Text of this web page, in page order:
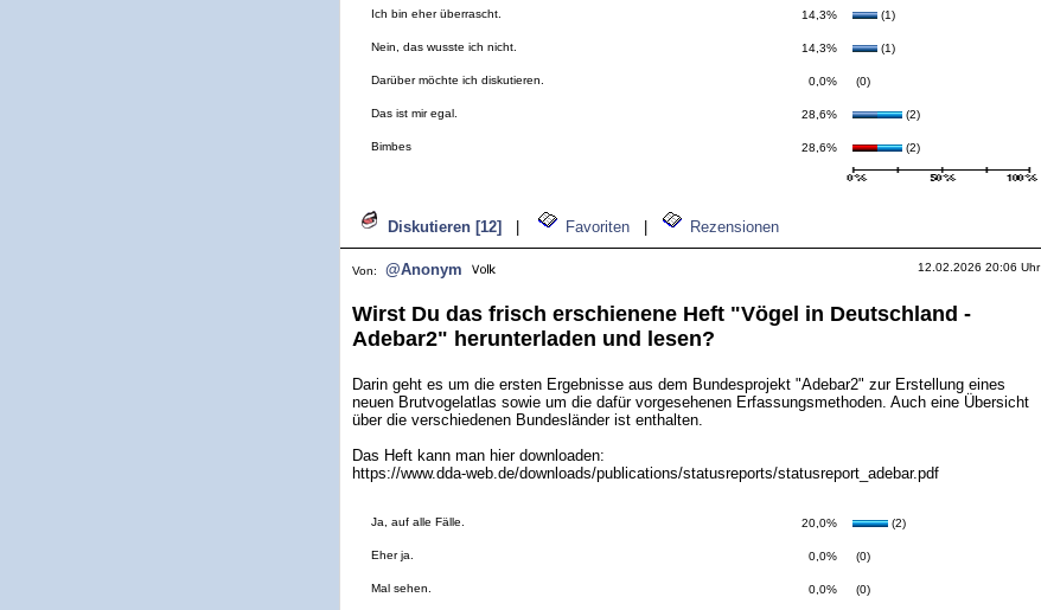
Ich bin eher überrascht. 14,3% (1)
Nein, das wusste ich nicht. 14,3% (1)
Darüber möchte ich diskutieren. 0,0% (0)
Das ist mir egal. 28,6% (2)
Bimbes 28,6% (2)
Diskutieren [12] Favoriten Rezensionen
Von: @Anonym 12.02.2026 20:06 Uhr
Wirst Du das frisch erschienene Heft "Vögel in Deutschland -
Adebar2" herunterladen und lesen?
Darin geht es um die ersten Ergebnisse aus dem Bundesprojekt "Adebar2" zur Erstellung eines
neuen Brutvogelatlas sowie um die dafür vorgesehenen Erfassungsmethoden. Auch eine Übersicht
über die verschiedenen Bundesländer ist enthalten.
Das Heft kann man hier downloaden:
https://www.dda-web.de/downloads/publications/statusreports/statusreport_adebar.pdf
Ja, auf alle Fälle. 20,0% (2)
Eher ja. 0,0% (0)
Mal sehen. 0,0% (0)